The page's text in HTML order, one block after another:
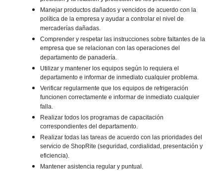
Manejar productos dañados y vencidos de acuerdo con la
política de la empresa y ayudar a controlar el nivel de
mercaderías dañadas.
Comprender y respetar las instrucciones sobre faltantes de la
empresa que se relacionan con las operaciones del
departamento de panadería.
Utilizar y mantener los equipos según lo requiera el
departamento e informar de inmediato cualquier problema.
Verificar regularmente que los equipos de refrigeración
funcionen correctamente e informar de inmediato cualquier
falla.
Realizar todos los programas de capacitación
correspondientes del departamento.
Realizar todas las tareas de acuerdo con las prioridades del
servicio de ShopRite (seguridad, cordialidad, presentación y
eficiencia).
Mantener asistencia regular y puntual.